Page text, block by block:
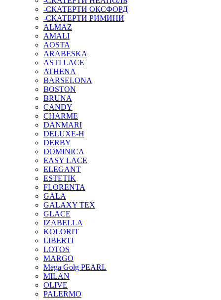
-СКАТЕРТИ ОКСФОРД
-СКАТЕРТИ РИМИНИ
ALMAZ
AMALI
AOSTA
ARABESKA
ASTI LACE
ATHENA
BARSELONA
BOSTON
BRUNA
CANDY
CHARME
DANMARI
DELUXE-H
DERBY
DOMINICA
EASY LACE
ELEGANT
ESTETIK
FLORENTA
GALA
GALAXY TEX
GLACE
IZABELLA
KOLORIT
LIBERTI
LOTOS
MARGO
Mega Golg PEARL
MILAN
OLIVE
PALERMO